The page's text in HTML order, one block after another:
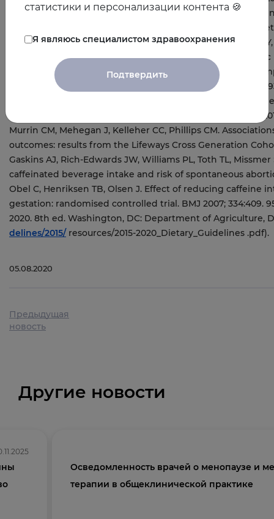
delines/2015/resources/2015-2020_Dietary_Guidelines .pdf).
05.08.2020
Предыдущая
новость
Другие новости
Осведомленность врачей о менопаузе и
терапии в общеклинической практике
статистики и персонализации контента 🍪
Я являюсь специалистом здравоохранения
Подтвердить